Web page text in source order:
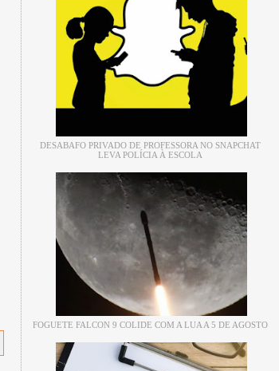
DESABAFO PRIVADO DE PROFESSORA NO SNAPCHAT
LEVA POLÍCIA À ESCOLA
FOGUETE FALCON 9 COLIDE COM A LUA A 5 DE AGOSTO